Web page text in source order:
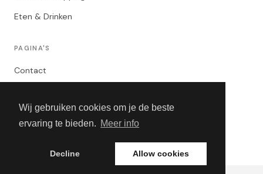
Wij gebruiken cookies om je de beste
ervaring te bieden. Meer info
Decline Allow cookies
Eten & Drinken
PAGINA'S
Contact
Algemene Voorwaarden
Adverteren